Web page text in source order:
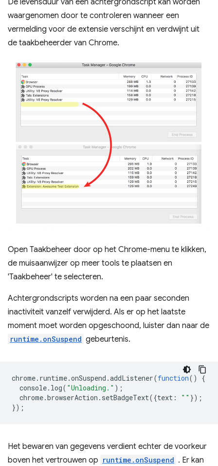
De levensduur van een achtergrondscript kan worden
waargenomen door te controleren wanneer een
vermelding voor de extensie verschijnt en verdwijnt uit
de taakbeheerder van Chrome.
Open Taakbeheer door op het Chrome-menu te klikken,
de muisaanwijzer op meer tools te plaatsen en
'Taakbeheer' te selecteren.
Achtergrondscripts worden na een paar seconden
inactiviteit vanzelf verwijderd. Als er op het laatste
moment moet worden opgeschoond, luister dan naar de
runtime.onSuspend gebeurtenis.
chrome. runtime.onSuspend .addListener(function()
{
console. log( "Unloading." );
chrome.browserAction . setBadgeText({text : "" });
});
Het bewaren van gegevens verdient echter de voorkeur
boven het vertrouwen op runtime.onSuspend . Er kan